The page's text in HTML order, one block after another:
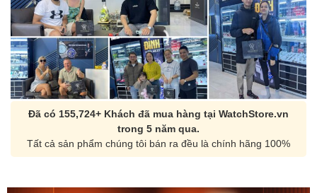
Đã có 155,724+ Khách đã mua hàng tại WatchStore.vn
trong 5 năm qua.
Tất cả sản phẩm chúng tôi bán ra đều là chính hãng 100%
Orient Nam RA-
Casio Nam MTS-